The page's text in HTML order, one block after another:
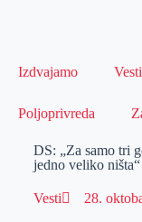
Izdvajamo Vesti
Poljoprivreda
DS: „Za samo tri
jedno veliko ništa“
Vesti 28.